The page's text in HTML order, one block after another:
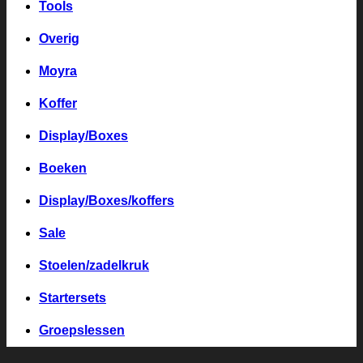
Tools
Overig
Moyra
Koffer
Display/Boxes
Boeken
Display/Boxes/koffers
Sale
Stoelen/zadelkruk
Startersets
Groepslessen